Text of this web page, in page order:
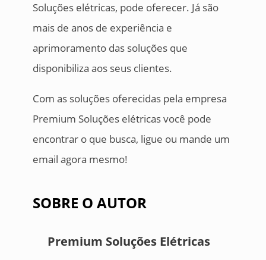
Soluções elétricas, pode oferecer. Já são
mais de anos de experiência e
aprimoramento das soluções que
disponibiliza aos seus clientes.
Com as soluções oferecidas pela empresa
Premium Soluções elétricas você pode
encontrar o que busca, ligue ou mande um
email agora mesmo!
SOBRE O AUTOR
Premium Soluções Elétricas